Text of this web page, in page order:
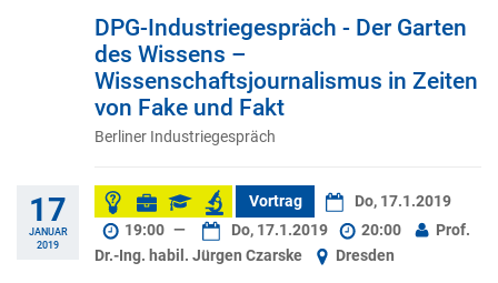
DPG-Industriegespräch - Der Garten
des Wissens –
Wissenschaftsjournalismus in Zeiten
von Fake und Fakt
Berliner Industriegespräch
17
JANUAR
2019
Vortrag
Do, 17.1.2019
19:00 — Do, 17.1.2019 20:00
Prof.
Dr.-Ing. habil. Jürgen Czarske
Dresden